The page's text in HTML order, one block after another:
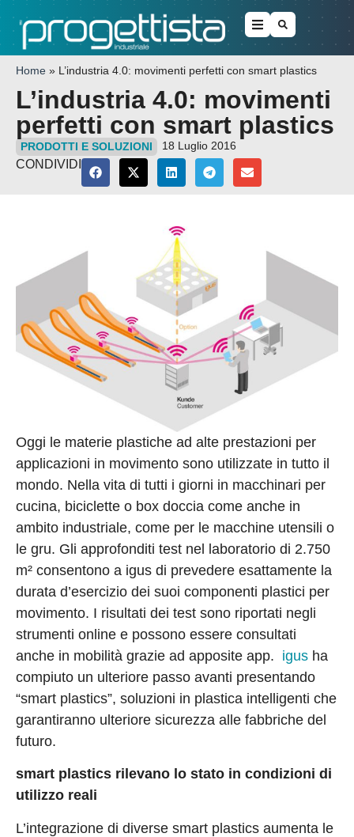
Home » L’industria 4.0: movimenti perfetti con smart plastics
L’industria 4.0: movimenti
perfetti con smart plastics
PRODOTTI E SOLUZIONI 18 Luglio 2016
CONDIVIDI
Oggi le materie plastiche ad alte prestazioni per
applicazioni in movimento sono utilizzate in tutto il
mondo. Nella vita di tutti i giorni in macchinari per
cucina, biciclette o box doccia come anche in
ambito industriale, come per le macchine utensili o
le gru. Gli approfonditi test nel laboratorio di 2.750
m² consentono a igus di prevedere esattamente la
durata d’esercizio dei suoi componenti plastici per
movimento. I risultati dei test sono riportati negli
strumenti online e possono essere consultati
anche in mobilità grazie ad apposite app. igus ha
compiuto un ulteriore passo avanti presentando
“smart plastics”, soluzioni in plastica intelligenti che
garantiranno ulteriore sicurezza alle fabbriche del
futuro.
smart plastics rilevano lo stato in condizioni di
utilizzo reali
L’integrazione di diverse smart plastics aumenta le